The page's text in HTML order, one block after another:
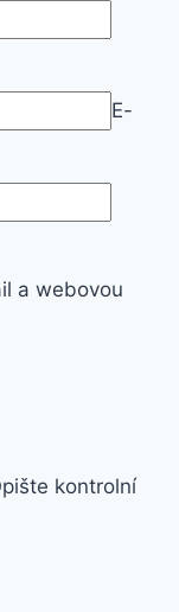
E-
a webovou
kontrolní